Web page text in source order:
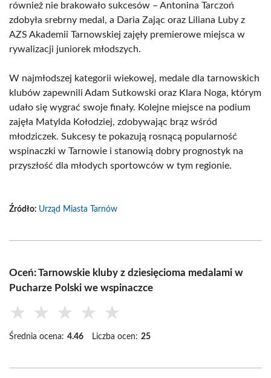
również nie brakowało sukcesów – Antonina Tarczoń
zdobyła srebrny medal, a Daria Zając oraz Liliana Luby z
AZS Akademii Tarnowskiej zajęły premierowe miejsca w
rywalizacji juniorek młodszych.
W najmłodszej kategorii wiekowej, medale dla tarnowskich
klubów zapewnili Adam Sutkowski oraz Klara Noga, którym
udało się wygrać swoje finały. Kolejne miejsce na podium
zajęła Matylda Kołodziej, zdobywając brąz wśród
młodziczek. Sukcesy te pokazują rosnącą popularność
wspinaczki w Tarnowie i stanowią dobry prognostyk na
przyszłość dla młodych sportowców w tym regionie.
Źródło: Urząd Miasta Tarnów
Oceń: Tarnowskie kluby z dziesięcioma medalami w
Pucharze Polski we wspinaczce
★ ★ ★ ★ ★
Średnia ocena: 4.46 Liczba ocen: 25